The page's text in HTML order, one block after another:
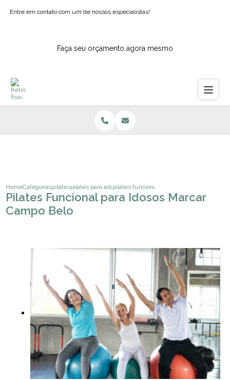
Entre em contato com um de nossos especialistas!
Faça seu orçamento agora mesmo
HomeCategoriaspilatespilates para adultospilates funcional para idosos marcar
Pilates Funcional para Idosos Marcar
Campo Belo